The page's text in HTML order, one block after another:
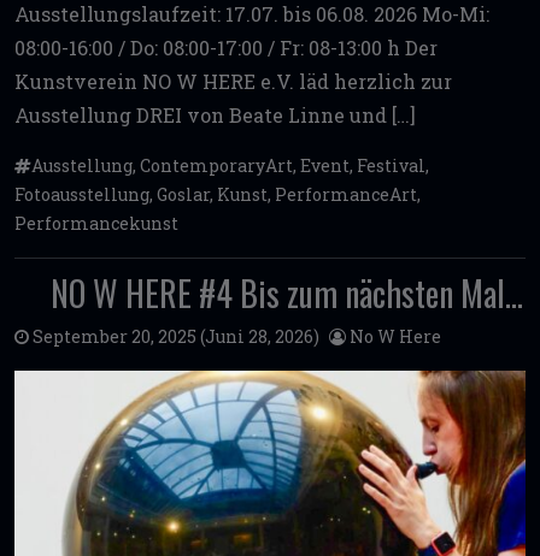
Ausstellungslaufzeit: 17.07. bis 06.08. 2026 Mo-Mi:
08:00-16:00 / Do: 08:00-17:00 / Fr: 08-13:00 h Der
Kunstverein NO W HERE e.V. läd herzlich zur
Ausstellung DREI von Beate Linne und […]
Ausstellung, ContemporaryArt, Event, Festival,
Fotoausstellung, Goslar, Kunst, PerformanceArt,
Performancekunst
NO W HERE #4 Bis zum nächsten Mal…
September 20, 2025 (Juni 28, 2026) No W Here